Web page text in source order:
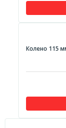
Колено 115